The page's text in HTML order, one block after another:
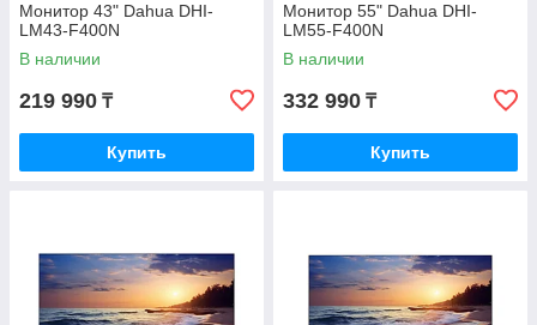
Монитор 43" Dahua DHI-
LM43-F400N
В наличии
219 990 ₸
Купить
Монитор 55" Dahua DHI-
LM55-F400N
В наличии
332 990 ₸
Купить